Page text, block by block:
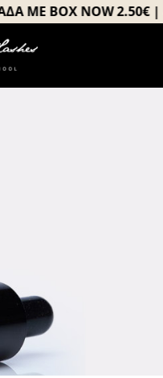
NOW 2.50€ |